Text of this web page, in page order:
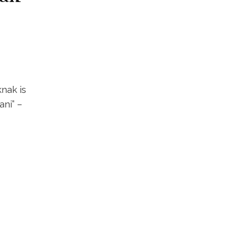
is
–